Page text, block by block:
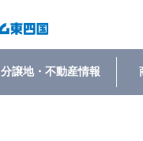
分譲地・不動産情報